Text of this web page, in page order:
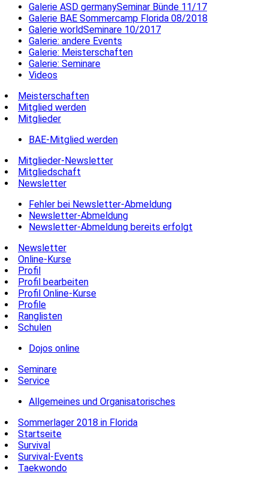
Galerie ASD germanySeminar Bünde 11/17
Galerie BAE Sommercamp Florida 08/2018
Galerie worldSeminare 10/2017
Galerie: andere Events
Galerie: Meisterschaften
Galerie: Seminare
Videos
Meisterschaften
Mitglied werden
Mitglieder
BAE-Mitglied werden
Mitglieder-Newsletter
Mitgliedschaft
Newsletter
Fehler bei Newsletter-Abmeldung
Newsletter-Abmeldung
Newsletter-Abmeldung bereits erfolgt
Newsletter
Online-Kurse
Profil
Profil bearbeiten
Profil Online-Kurse
Profile
Ranglisten
Schulen
Dojos online
Seminare
Service
Allgemeines und Organisatorisches
Sommerlager 2018 in Florida
Startseite
Survival
Survival-Events
Taekwondo